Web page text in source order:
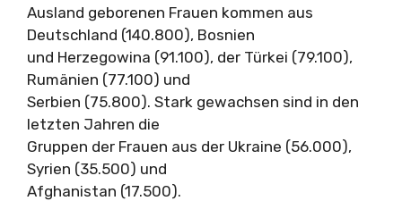
Ausland geborenen Frauen kommen aus
Deutschland (140.800), Bosnien
und Herzegowina (91.100), der Türkei (79.100),
Rumänien (77.100) und
Serbien (75.800). Stark gewachsen sind in den
letzten Jahren die
Gruppen der Frauen aus der Ukraine (56.000),
Syrien (35.500) und
Afghanistan (17.500).